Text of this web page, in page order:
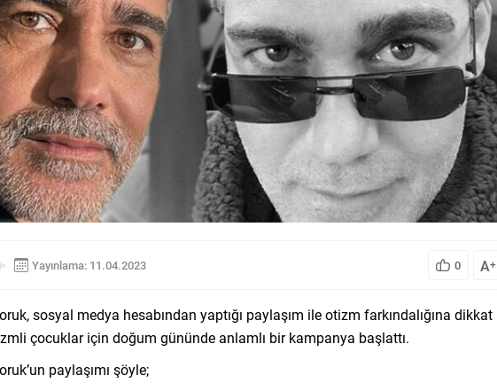
Yayınlama: 11.04.2023 0 A+
sosyal medya hesabından yaptığı paylaşım ile otizm farkındalığına dikkat
çocuklar için doğum gününde anlamlı bir kampanya başlattı.
paylaşımı şöyle;